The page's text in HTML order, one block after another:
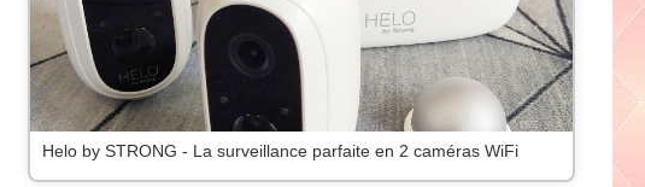
Helo by STRONG - La surveillance parfaite en 2 caméras WiFi